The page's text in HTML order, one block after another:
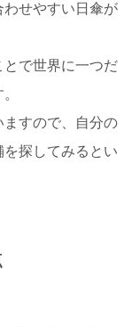
せやすい日傘が
とで世界に一つだ
ますので、自分の
探してみるとい